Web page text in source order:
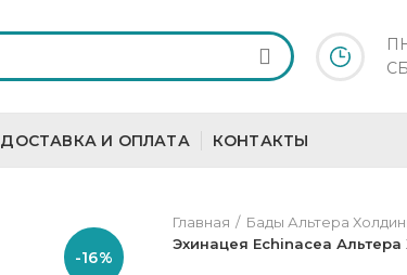
ДОСТАВКА И ОПЛАТА КОНТАКТЫ
-16%
Главная
Бады Альтера
Эхинацея Echinacea